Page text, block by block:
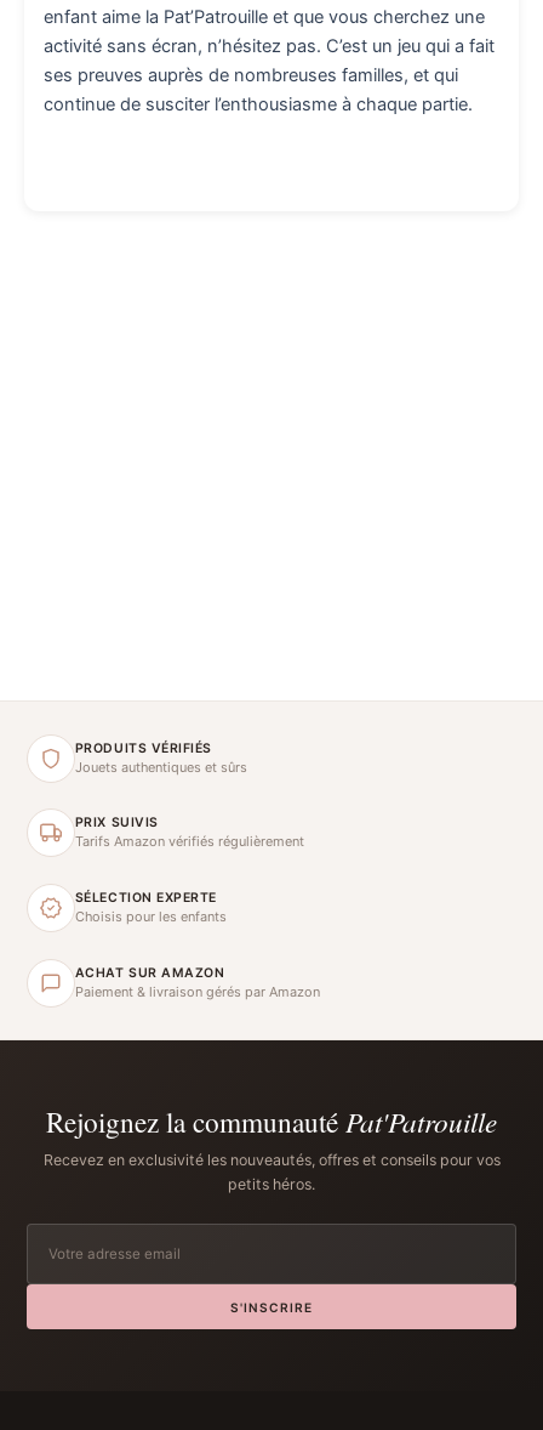
enfant aime la Pat’Patrouille et que vous cherchez une
activité sans écran, n’hésitez pas. C’est un jeu qui a fait
ses preuves auprès de nombreuses familles, et qui
continue de susciter l’enthousiasme à chaque partie.
PRODUITS VÉRIFIÉS
Jouets authentiques et sûrs
PRIX SUIVIS
Tarifs Amazon vérifiés régulièrement
SÉLECTION EXPERTE
Choisis pour les enfants
ACHAT SUR AMAZON
Paiement & livraison gérés par Amazon
Rejoignez la communauté Pat'Patrouille
Recevez en exclusivité les nouveautés, offres et conseils pour vos
petits héros.
S'INSCRIRE